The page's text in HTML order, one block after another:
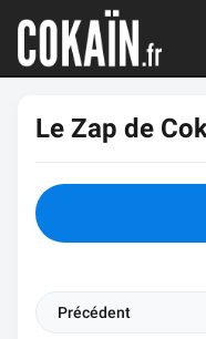
Le Zap de
Précédent